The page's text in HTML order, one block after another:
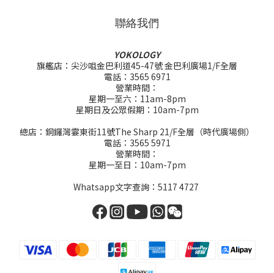
聯絡我們
YOKOLOGY
旗艦店：尖沙咀金巴利道45-47號 金巴利廣場1/F全層
電話：3565 6971
營業時間：
星期一至六：11am-8pm
星期日及公眾假期：10am-7pm
總店：銅鑼灣霎東街11號The Sharp 21/F全層（時代廣場側）
電話：3565 5971
營業時間：
星期一至日：10am-7pm
Whatsapp文字查詢：5117 4727